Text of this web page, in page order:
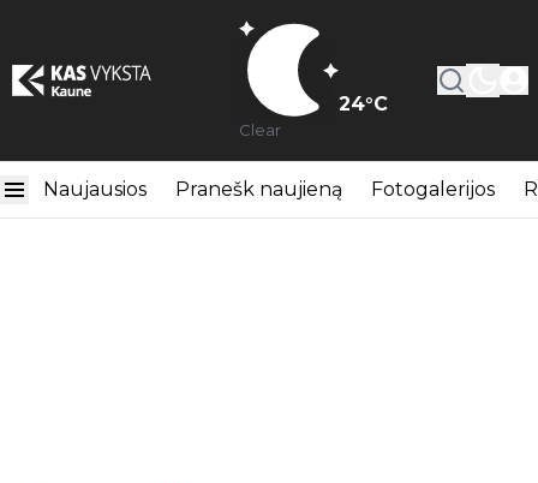
24°C
Clear
Naujausios Pranešk naujieną Fotogalerijos